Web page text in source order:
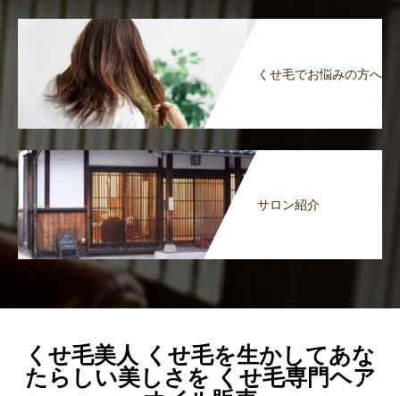
くせ毛でお悩みの方へ
サロン紹介
くせ毛美人 くせ毛を生かしてあな
たらしい美しさを くせ毛専門ヘア